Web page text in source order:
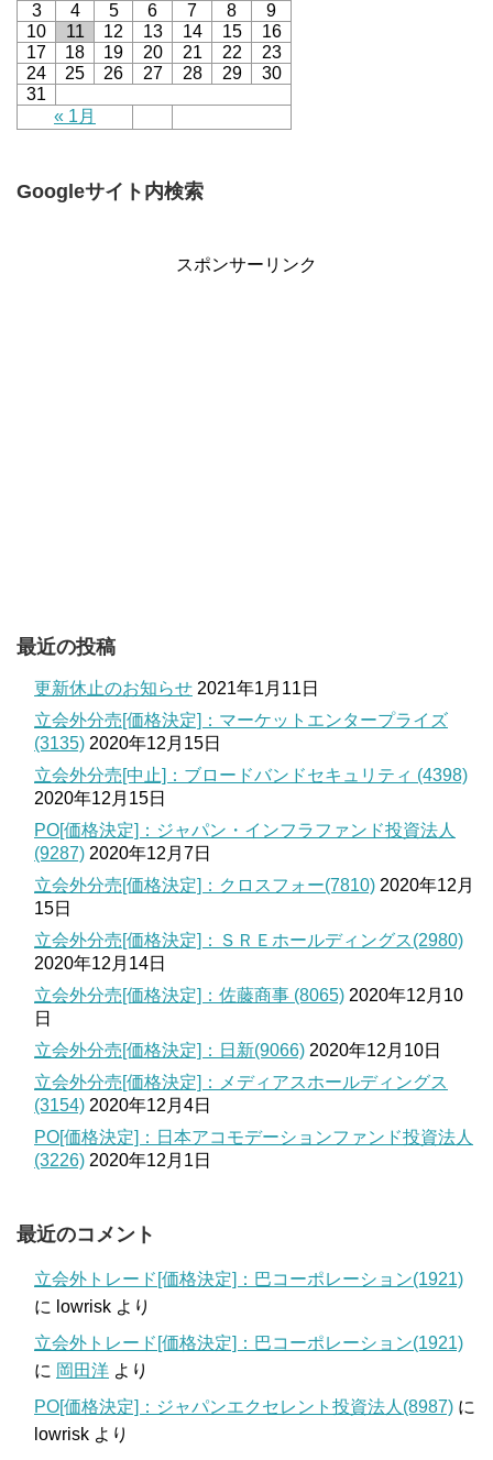
« 1月
3
4 5 6 7 8
9
10
11 12 13 14 15
16
17
18 19 20 21 22
23
24
25 26 27 28 29
30
31
Googleサイト内検索
スポンサーリンク
最近の投稿
更新休止のお知らせ 2021年1月11日
立会外分売[価格決定]：マーケットエンタープライズ
(3135) 2020年12月15日
立会外分売[中止]：ブロードバンドセキュリティ (4398)
2020年12月15日
PO[価格決定]：ジャパン・インフラファンド投資法人
(9287) 2020年12月7日
立会外分売[価格決定]：クロスフォー(7810) 2020年12月
15日
立会外分売[価格決定]：ＳＲＥホールディングス(2980)
2020年12月14日
立会外分売[価格決定]：佐藤商事 (8065) 2020年12月10
日
立会外分売[価格決定]：日新(9066) 2020年12月10日
立会外分売[価格決定]：メディアスホールディングス
(3154) 2020年12月4日
PO[価格決定]：日本アコモデーションファンド投資法人
(3226) 2020年12月1日
最近のコメント
立会外トレード[価格決定]：巴コーポレーション(1921)
に lowrisk より
立会外トレード[価格決定]：巴コーポレーション(1921)
に 岡田洋 より
PO[価格決定]：ジャパンエクセレント投資法人(8987) に
lowrisk より